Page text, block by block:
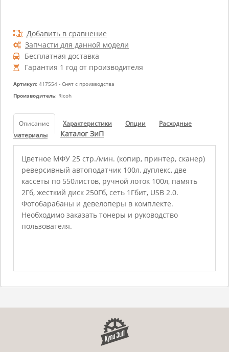
Добавить в сравнение
Запчасти для данной модели
Бесплатная доставка
Гарантия 1 год от производителя
Артикул: 417554 - Снят с производства
Производитель: Ricoh
Описание Характеристики Опции
Расходные
материалы
Каталог ЗиП
Цветное МФУ 25 стр./мин. (копир, принтер, сканер)
реверсивный автоподатчик 100л, дуплекс, две
кассеты по 550листов, ручной лоток 100л, память
2Гб, жесткий диск 250Гб, сеть 1Гбит, USB 2.0.
Фотобарабаны и девелоперы в комплекте.
Необходимо заказать тонеры и руководство
пользователя.